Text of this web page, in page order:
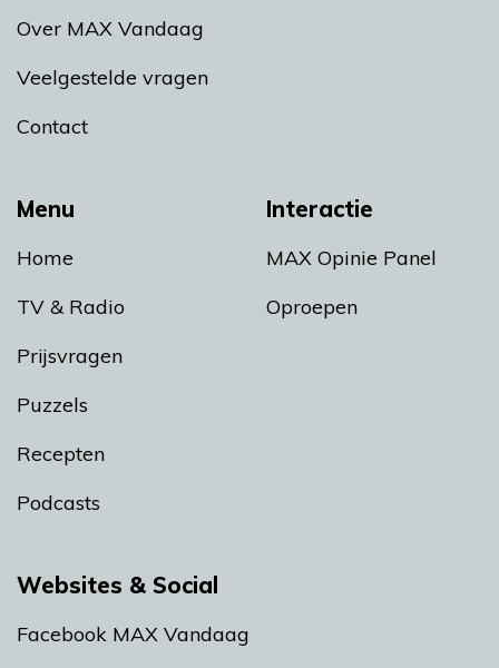
Menu
Home
TV & Radio
Prijsvragen
Puzzels
Recepten
Podcasts
Interactie
MAX Opinie Panel
Oproepen
Over MAX Vandaag
Veelgestelde vragen
Contact
Websites & Social
Facebook MAX Vandaag